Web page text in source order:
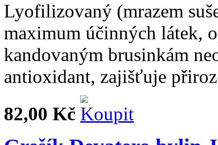
Lyofilizovaný (mrazem
maximum účinných látek,
kandovaným brusinkám
antioxidant, zajišťuje
82,00 Kč